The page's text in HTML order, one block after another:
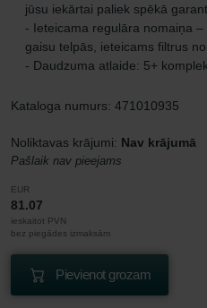
jūsu iekārtai paliek spēkā
- Ieteicama regulāra nomaiņa
gaisu telpās, ieteicams filtrus
- Daudzuma atlaide: 5+
Kataloga numurs: 471010935
Noliktavas krājumi: Nav krājumā
Pašlaik nav pieejams
EUR
81.07
ieskaitot PVN
bez piegādes izmaksām
Pievienot grozam